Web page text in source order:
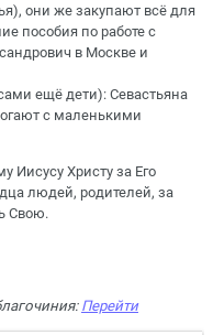
они же закупают всё для
пособия по работе с
в Москве и
ещё дети): Севастьяна
с маленькими
Иисусу Христу за Его
людей, родителей, за
Свою.
Перейти